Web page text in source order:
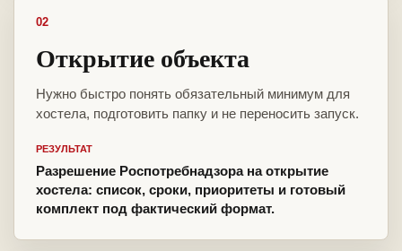
02
Открытие объекта
Нужно быстро понять обязательный минимум для
хостела, подготовить папку и не переносить запуск.
РЕЗУЛЬТАТ
Разрешение Роспотребнадзора на открытие
хостела: список, сроки, приоритеты и готовый
комплект под фактический формат.